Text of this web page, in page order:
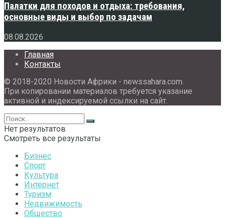
Палатки для походов и отдыха: требования,
основные виды и выбор по задачам
08.08.2026
Главная
Контакты
© 2018-2020 Новости Африки - newssahara.com.
При копировании материалов требуется указание
активной и индексируемой ссылки на сайт.
Нет результатов
Смотреть все результаты
Бизнес
Спорт
Культура
Интернет
Туризм
Недвижимость
Общество